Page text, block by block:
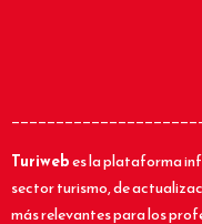
Turiwebes la plataforma
sector turismo, de
más relevantes para los